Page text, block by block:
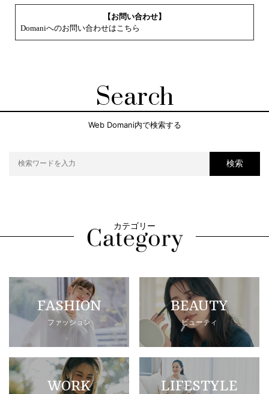
【お問い合わせ】
Domaniへのお問い合わせはこちら
Search
Web Domani内で検索する
検索
カテゴリー
FASHION
ファッション
BEAUTY
ビューティ
WORK LIFESTYLE